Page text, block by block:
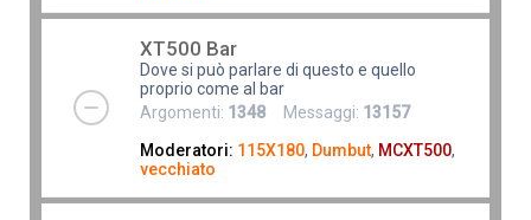
XT500 Bar
Dove si può parlare di questo e quello
proprio come al bar
Argomenti: 1348 Messaggi: 13157
Moderatori: 115X180, Dumbut, MCXT500,
vecchiato